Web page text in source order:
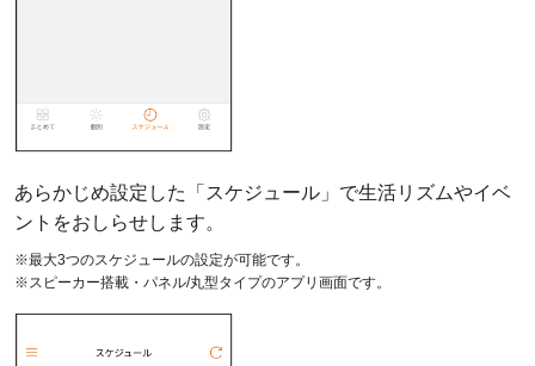
あらかじめ設定した「スケジュール」で生活リズムやイベ
ントをおしらせします。
※最大3つのスケジュールの設定が可能です。
※スピーカー搭載・パネル/丸型タイプのアプリ画面です。